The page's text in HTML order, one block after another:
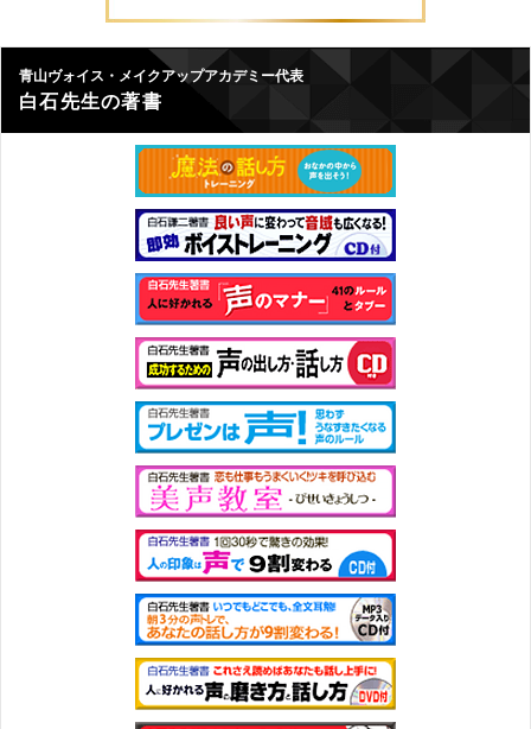
青山ヴォイス・メイクアップアカデミー代表
白石先生の著書